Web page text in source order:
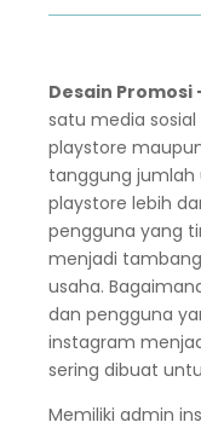
Desain Promosi
satu media
playstore
tanggung jumlah
playstore lebih
pengguna yang
menjadi
usaha.
dan pengguna
instagram
sering dibuat
Memiliki admin